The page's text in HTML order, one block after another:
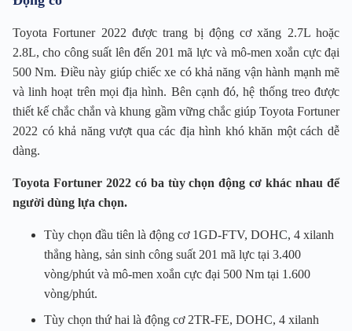
Toyota Fortuner 2022 được trang bị động cơ xăng 2.7L hoặc
2.8L, cho công suất lên đến 201 mã lực và mô-men xoắn cực đại
500 Nm. Điều này giúp chiếc xe có khả năng vận hành mạnh mẽ
và linh hoạt trên mọi địa hình. Bên cạnh đó, hệ thống treo được
thiết kế chắc chắn và khung gầm vững chắc giúp Toyota Fortuner
2022 có khả năng vượt qua các địa hình khó khăn một cách dễ
dàng.
Toyota Fortuner 2022 có ba tùy chọn động cơ khác nhau để
người dùng lựa chọn.
Tùy chọn đầu tiên là động cơ 1GD-FTV, DOHC, 4 xilanh
thẳng hàng, sản sinh công suất 201 mã lực tại 3.400
vòng/phút và mô-men xoắn cực đại 500 Nm tại 1.600
vòng/phút.
Tùy chọn thứ hai là động cơ 2TR-FE, DOHC, 4 xilanh